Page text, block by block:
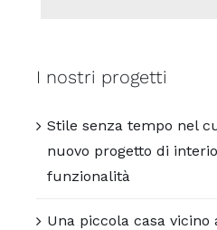
I nostri progetti
Stile senza tempo nel
nuovo progetto di
funzionalità
Una piccola casa vicino